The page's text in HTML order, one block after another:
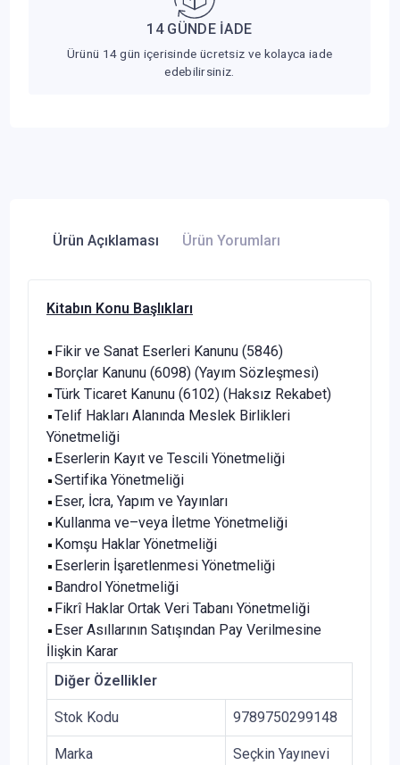
14 GÜNDE İADE
Ürünü 14 gün içerisinde ücretsiz ve kolayca iade
edebilirsiniz.
Ürün Açıklaması Ürün Yorumları
Kitabın Konu Başlıkları
Fikir ve Sanat Eserleri Kanunu (5846)
Borçlar Kanunu (6098) (Yayım Sözleşmesi)
Türk Ticaret Kanunu (6102) (Haksız Rekabet)
Telif Hakları Alanında Meslek Birlikleri
Yönetmeliği
Eserlerin Kayıt ve Tescili Yönetmeliği
Sertifika Yönetmeliği
Eser, İcra, Yapım ve Yayınları
Kullanma ve–veya İletme Yönetmeliği
Komşu Haklar Yönetmeliği
Eserlerin İşaretlenmesi Yönetmeliği
Bandrol Yönetmeliği
Fikrî Haklar Ortak Veri Tabanı Yönetmeliği
Eser Asıllarının Satışından Pay Verilmesine
İlişkin Karar
Diğer Özellikler
Stok Kodu 9789750299148
Marka Seçkin Yayınevi